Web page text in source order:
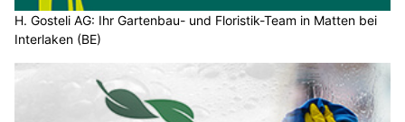
H. Gosteli AG: Ihr Gartenbau- und Floristik-Team in Matten bei
Interlaken (BE)